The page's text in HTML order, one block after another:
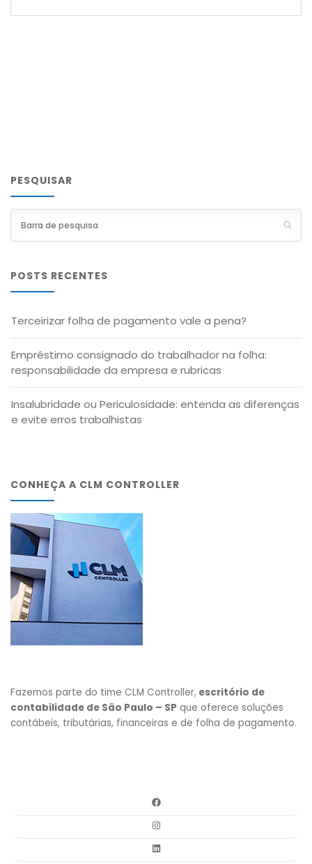
PESQUISAR
POSTS RECENTES
Terceirizar folha de pagamento vale a pena?
Empréstimo consignado do trabalhador na folha:
responsabilidade da empresa e rubricas
Insalubridade ou Periculosidade: entenda as diferenças
e evite erros trabalhistas
CONHEÇA A CLM CONTROLLER
Fazemos parte do time CLM Controller, escritório de
contabilidade de São Paulo – SP que oferece soluções
contábeis, tributárias, financeiras e de folha de pagamento.